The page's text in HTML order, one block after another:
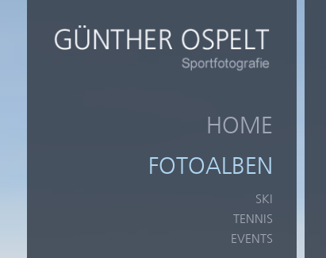
HOME
FOTOALBEN
SKI
TENNIS
EVENTS